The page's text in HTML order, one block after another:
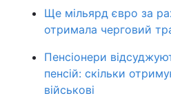
Ще мільярд євро за
отримала черговий
Пенсіонери
пенсій: скільки
військові